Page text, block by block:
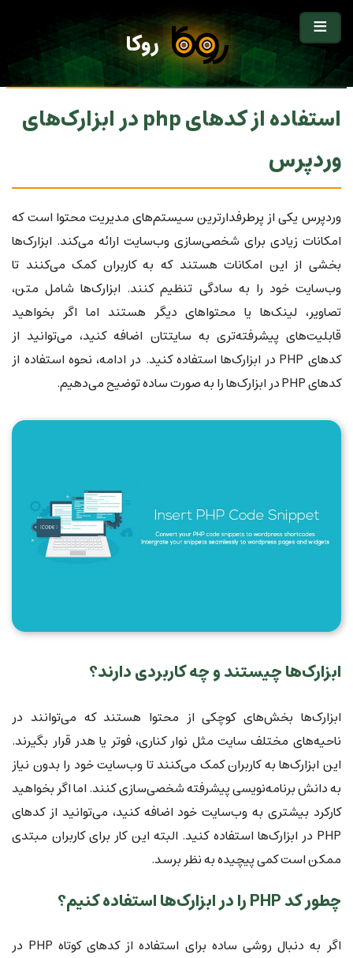
روکا
استفاده از کدهای php در ابزارک‌های
وردپرس
وردپرس یکی از پرطرفدارترین سیستم‌های مدیریت محتوا است که
امکانات زیادی برای شخصی‌سازی وب‌سایت ارائه می‌کند. ابزارک‌ها
بخشی از این امکانات هستند که به کاربران کمک می‌کنند تا
وب‌سایت خود را به سادگی تنظیم کنند. ابزارک‌ها شامل متن،
تصاویر، لینک‌ها یا محتواهای دیگر هستند اما اگر بخواهید
قابلیت‌های پیشرفته‌تری به سایتتان اضافه کنید، می‌توانید از
کدهای PHP در ابزارک‌ها استفاده کنید. در ادامه، نحوه استفاده از
کدهای PHP در ابزارک‌ها را به صورت ساده توضیح می‌دهیم.
ابزارک‌ها چیستند و چه کاربردی دارند؟
ابزارک‌ها بخش‌های کوچکی از محتوا هستند که می‌توانند در
ناحیه‌های مختلف سایت مثل نوار کناری، فوتر یا هدر قرار بگیرند.
این ابزارک‌ها به کاربران کمک می‌کنند تا وب‌سایت خود را بدون نیاز
به دانش برنامه‌نویسی پیشرفته شخصی‌سازی کنند. اما اگر بخواهید
کارکرد بیشتری به وب‌سایت خود اضافه کنید، می‌توانید از کدهای
PHP در ابزارک‌ها استفاده کنید. البته این کار برای کاربران مبتدی
ممکن است کمی پیچیده به نظر برسد.
چطور کد PHP را در ابزارک‌ها استفاده کنیم؟
اگر به دنبال روشی ساده برای استفاده از کدهای کوتاه PHP در